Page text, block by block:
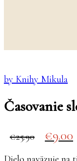
by Knihy Mikula
Časovanie
25.90
Original
price
was:
9.00